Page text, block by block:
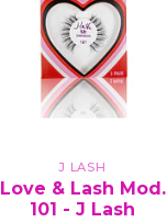
J LASH
Love & Lash Mod.
101 - J Lash